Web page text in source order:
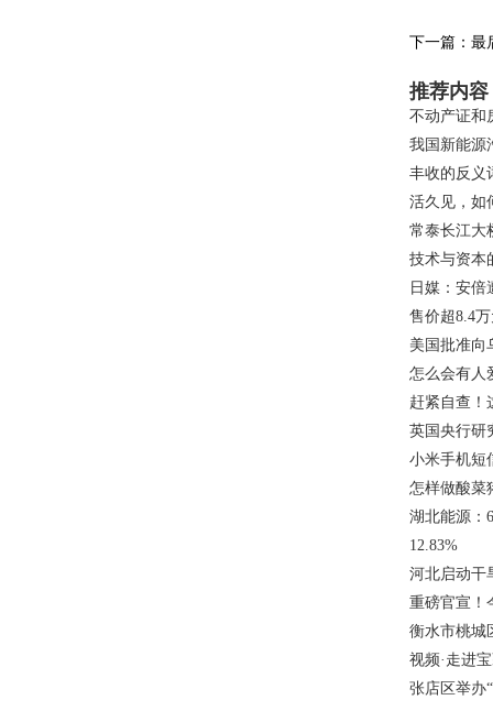
下一篇：最
推荐内容
不动产证和
我国新能源
丰收的反义
活久见，如
常泰长江大
技术与资本
日媒：安
售价超8.4
美国批准向
怎么会有人
赶紧自查！
英国央行研
小米手机短
怎样做酸菜
湖北能源：
12.83%
河北启动干
重磅官宣！
衡水市桃城
视频·走进
张店区举办